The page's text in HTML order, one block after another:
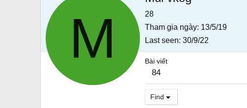
M
28
Tham gia ngày 13/5/19
Last seen 30/9/22
Bài viết
84
Find